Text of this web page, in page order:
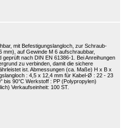
mit Befestigungslangloch, zur Schraub-
auf Gewinde M 6 aufschraubbar,
geprüft nach DIN EN 61386-1. Bei Anreihungen
zu verbinden, damit die sichere
ist. Abmessungen (ca. Maße) H x B x
: 4,5 x 12,4 mm für Kabel-Ø : 22 - 23
bis 90°C Werkstoff : PP (Polypropylen)
Verkaufseinheit: 100 ST.